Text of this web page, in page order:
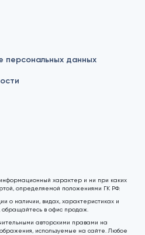
персональных данных
характер и ни при каких
определяемой положениями ГК РФ.
о наличии, видах, характеристиках и
обращайтесь в офис продаж.
авторскими правами на
используемые на сайте. Любое